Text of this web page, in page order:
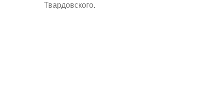
Твардовского.